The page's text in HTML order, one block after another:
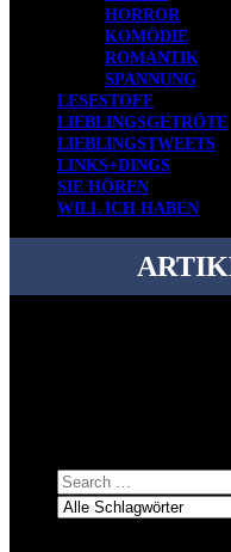
HORROR
KOMÖDIE
ROMANTIK
SPANNUNG
LESESTOFF
LIEBLINGSGETRÖTE
LIEBLINGSTWEETS
LINKS+DINGS
SIE HÖREN
WILL ICH HABEN